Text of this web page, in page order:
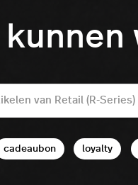
kunnen
cadeaubon loyalty